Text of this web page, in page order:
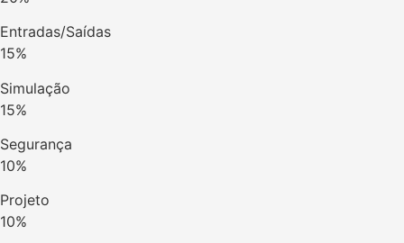
Entradas/Saídas
15%
Simulação
15%
Segurança
10%
Projeto
10%